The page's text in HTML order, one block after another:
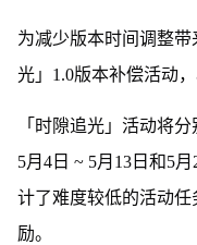
为减少版本时间调整
光」1.0版本补偿活动
「时隙追光」活动将
5月4日 ~ 5月13日和5
计了难度较低的活动
励。